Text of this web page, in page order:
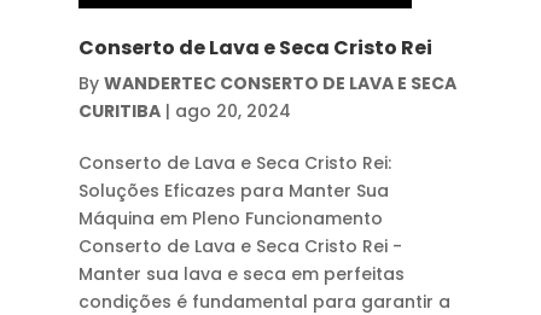
Conserto de Lava e Seca Cristo Rei
By WANDERTEC CONSERTO DE LAVA E SECA
CURITIBA| ago 20, 2024
Conserto de Lava e Seca Cristo Rei:
Soluções Eficazes para Manter Sua
Máquina em Pleno Funcionamento
Conserto de Lava e Seca Cristo Rei -
Manter sua lava e seca em perfeitas
condições é fundamental para garantir a